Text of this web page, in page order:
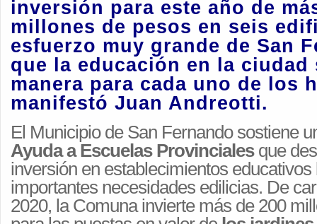
inversión para este año de
millones de pesos en seis
esfuerzo muy grande de San
que la educación en la ciudad
manera para cada uno de los
manifestó Juan Andreotti.
El Municipio de San Fernando sostiene
Ayuda a Escuelas Provincialesque
inversión en establecimientos
importantes necesidades edilicias. De
2020, la Comuna invierte más de 200